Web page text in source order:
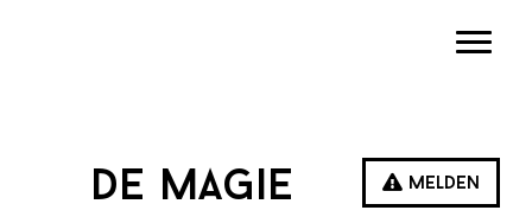
Melden
De magie